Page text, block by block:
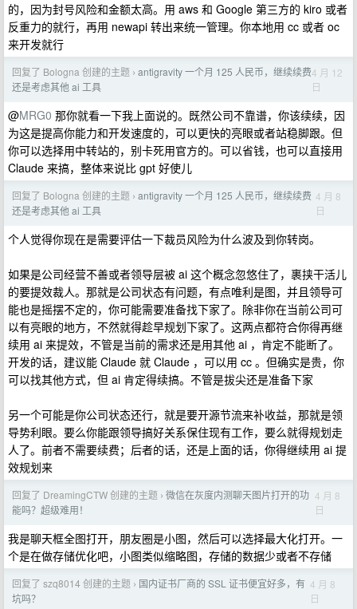
的，因为封号风险和金额太高。用 aws 和 Google 第三方的 kiro 或者
反重力的就行，再用 newapi 转出来统一管理。你本地用 cc 或者 oc
来开发就行
回复了 Bologna 创建的主题 › antigravity 一个月 125 人民币，继续续费
还是考虑其他 ai 工具
4 月 12
日
@MRG0 那你就看一下我上面说的。既然公司不靠谱，你该续续，因
为这是提高你能力和开发速度的，可以更快的亮眼或者站稳脚跟。但
你可以选择用中转站的，别卡死用官方的。可以省钱，也可以直接用
Claude 来搞，整体来说比 gpt 好使儿
回复了 Bologna 创建的主题 › antigravity 一个月 125 人民币，继续续费
还是考虑其他 ai 工具
4 月 8
日
个人觉得你现在是需要评估一下裁员风险为什么波及到你转岗。
如果是公司经营不善或者领导层被 ai 这个概念忽悠住了，裹挟干活儿
的要提效裁人。那就是公司状态有问题，有点唯利是图，并且领导可
能也是摇摆不定的，你可能需要准备找下家了。除非你在当前公司可
以有亮眼的地方，不然就得趁早规划下家了。这两点都符合你得再继
续用 ai 来提效，不管是当前的需求还是用其他 ai ，肯定不能断了。
开发的话，建议能 Claude 就 Claude ，可以用 cc 。但确实是贵，你
可以找其他方式，但 ai 肯定得续搞。不管是拔尖还是准备下家
另一个可能是你公司状态还行，就是要开源节流来补收益，那就是领
导势利眼。要么你能跟领导搞好关系保住现有工作，要么就得规划走
人了。前者不需要续费；后者的话，还是上面的话，你得继续用 ai 提
效规划来
回复了 DreamingCTW 创建的主题 › 微信在灰度内测聊天图片打开的功
能吗？超级难用！
4 月 8
日
我是聊天框全图打开，朋友圈是小图，然后可以选择最大化打开。一
个是在做存储优化吧，小图类似缩略图，存储的数据少或者不存储
回复了 szq8014 创建的主题 › 国内证书厂商的 SSL 证书便宜好多，有
坑吗？
4 月 8
日